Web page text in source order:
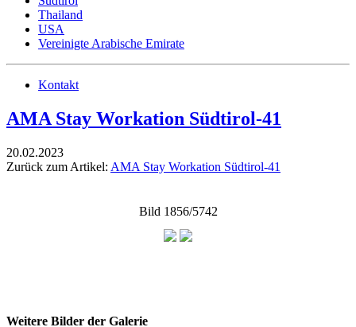
Thailand
USA
Vereinigte Arabische Emirate
Kontakt
AMA Stay Workation Südtirol-41
20.02.2023
Zurück zum Artikel: AMA Stay Workation Südtirol-41
Bild 1856/5742
Weitere Bilder der Galerie